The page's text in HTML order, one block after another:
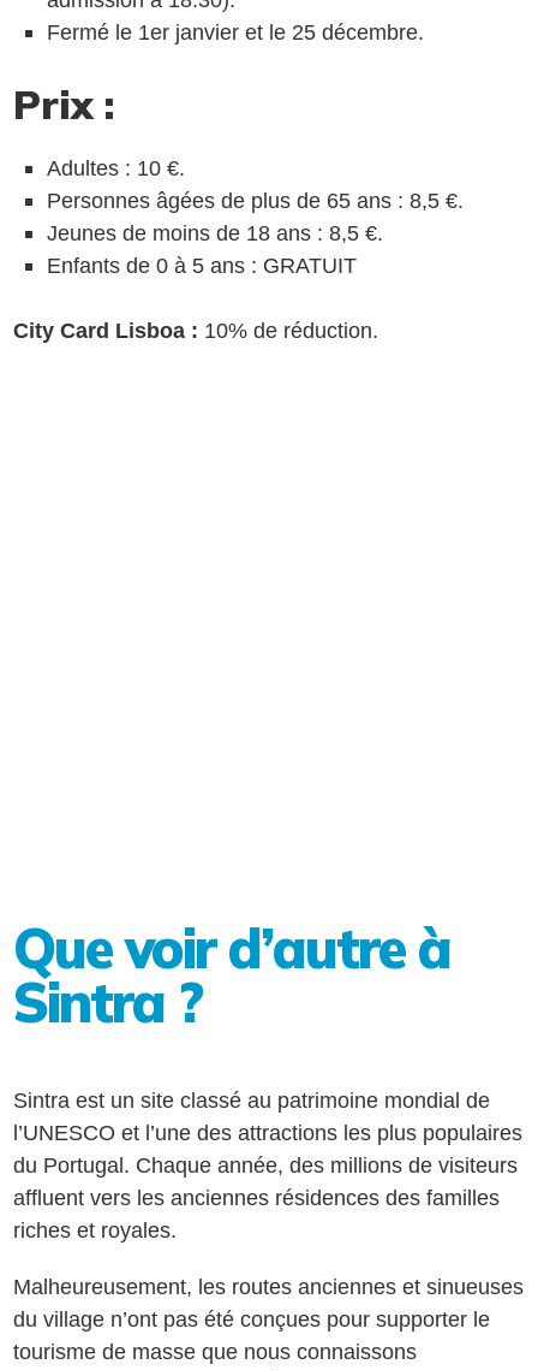
Fermé le 1er janvier et le 25 décembre.
Prix :
Adultes : 10 €.
Personnes âgées de plus de 65 ans : 8,5 €.
Jeunes de moins de 18 ans : 8,5 €.
Enfants de 0 à 5 ans : GRATUIT
City Card Lisboa : 10% de réduction.
Que voir d’autre à
Sintra ?
Sintra est un site classé au patrimoine mondial de
l’UNESCO et l’une des attractions les plus populaires
du Portugal. Chaque année, des millions de visiteurs
affluent vers les anciennes résidences des familles
riches et royales.
Malheureusement, les routes anciennes et sinueuses
du village n’ont pas été conçues pour supporter le
tourisme de masse que nous connaissons